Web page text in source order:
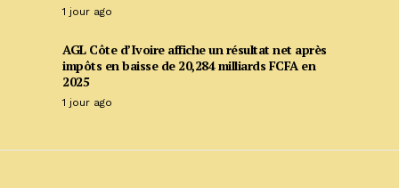
1 jour ago
AGL Côte d’Ivoire affiche un résultat net après
impôts en baisse de 20,284 milliards FCFA en
2025
1 jour ago